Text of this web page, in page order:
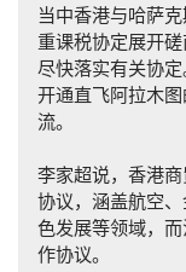
当中香港与哈萨
重课税协定展开磋
尽快落实有关协
开通直飞阿拉木
流。
李家超说，香港
协议，涵盖航空
色发展等领域，
作协议。